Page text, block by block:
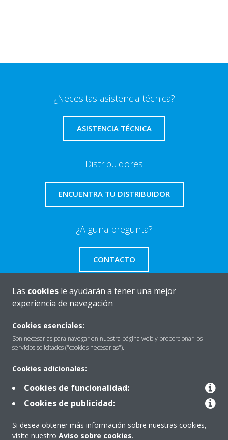
¿Necesitas asistencia técnica?
ASISTENCIA TÉCNICA
Distribuidores
ENCUENTRA TU DISTRIBUIDOR
¿Alguna pregunta?
CONTACTO
Quiénes somos
Contactar con Daikin
Nuestros Productos
Las cookies le ayudarán a tener una mejor
experiencia de navegación
Cookies esenciales:
Son necesarias para navegar en nuestra página web y proporcionar los
servicios solicitados ("cookies necesarias").
Cookies adicionales:
Cookies de funcionalidad:
Cookies de publicidad:
Si desea obtener más información sobre nuestras cookies,
visite nuestro Aviso sobre cookies.